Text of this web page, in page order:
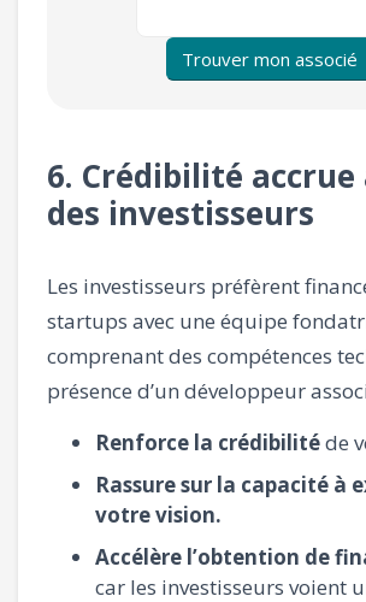
Trouver mon associé
6. Crédibilité accrue
des investisseurs
Les investisseurs préfèrent
startups avec une équipe
comprenant des compétences
présence d’un développeur
Renforce la crédibilitéde
Rassure sur la capacité à
votre vision.
Accélère l’obtention de
car les investisseurs voient